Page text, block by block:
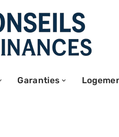
Garanties